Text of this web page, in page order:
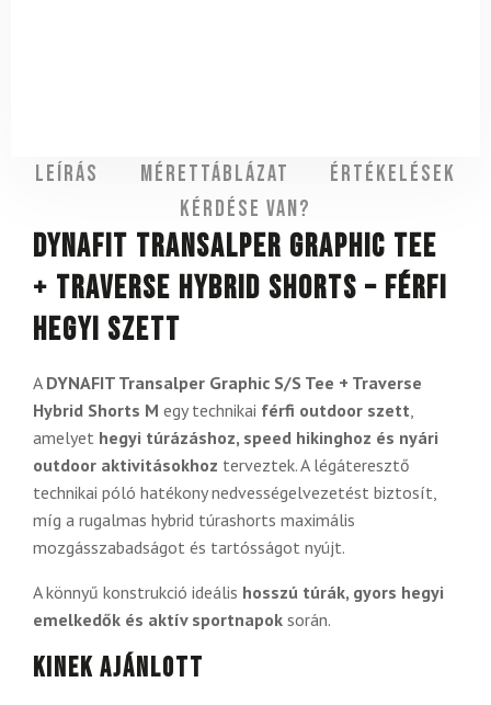
Leírás Mérettáblázat
Értékelések
Kérdése van?
DYNAFIT Transalper Graphic Tee
+ Traverse Hybrid Shorts – férfi
hegyi szett
A DYNAFIT Transalper Graphic S/S Tee + Traverse
Hybrid Shorts M egy technikai férfi outdoor szett,
amelyet hegyi túrázáshoz, speed hikinghoz és nyári
outdoor aktivitásokhoz terveztek. A légáteresztő
technikai póló hatékony nedvességelvezetést biztosít,
míg a rugalmas hybrid túrashorts maximális
mozgásszabadságot és tartósságot nyújt.
A könnyű konstrukció ideális hosszú túrák, gyors hegyi
emelkedők és aktív sportnapok során.
Kinek ajánlott